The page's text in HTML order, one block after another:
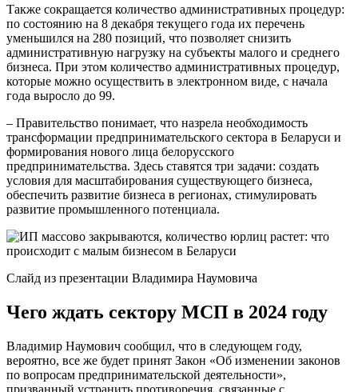
Также сокращается количество административных процедур:
по состоянию на 8 декабря текущего года их перечень
уменьшился на 280 позиций, что позволяет снизить
административную нагрузку на субъекты малого и среднего
бизнеса. При этом количество административных процедур,
которые можно осуществить в электронном виде, с начала
года выросло до 99.
– Правительство понимает, что назрела необходимость
трансформации предпринимательского сектора в Беларуси и
формирования нового лица белорусского
предпринимательства. Здесь ставятся три задачи: создать
условия для масштабирования существующего бизнеса,
обеспечить развитие бизнеса в регионах, стимулировать
развитие промышленного потенциала.
Слайд из презентации Владимира Наумовича
Чего ждать сектору МСП в 2024 году
Владимир Наумович сообщил, что в следующем году,
вероятно, все же будет принят Закон «Об изменении законов
по вопросам предпринимательской деятельности»,
призванный устранить противоречия, связанные с